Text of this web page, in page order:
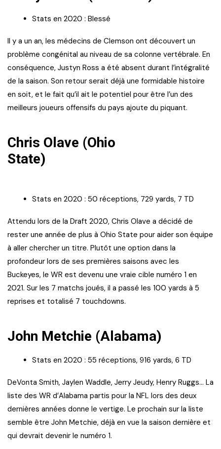
Stats en 2020 : Blessé
Il y a un an, les médecins de Clemson ont découvert un
problème congénital au niveau de sa colonne vertébrale. En
conséquence, Justyn Ross a été absent durant l’intégralité
de la saison. Son retour serait déjà une formidable histoire
en soit, et le fait qu’il ait le potentiel pour être l’un des
meilleurs joueurs offensifs du pays ajoute du piquant.
Chris Olave (Ohio
State)
Stats en 2020 : 50 réceptions, 729 yards, 7 TD
Attendu lors de la Draft 2020, Chris Olave a décidé de
rester une année de plus à Ohio State pour aider son équipe
à aller chercher un titre. Plutôt une option dans la
profondeur lors de ses premières saisons avec les
Buckeyes, le WR est devenu une vraie cible numéro 1 en
2021. Sur les 7 matchs joués, il a passé les 100 yards à 5
reprises et totalisé 7 touchdowns.
John Metchie (Alabama)
Stats en 2020 : 55 réceptions, 916 yards, 6 TD
DeVonta Smith, Jaylen Waddle, Jerry Jeudy, Henry Ruggs… La
liste des WR d’Alabama partis pour la NFL lors des deux
dernières années donne le vertige. Le prochain sur la liste
semble être John Metchie, déjà en vue la saison dernière et
qui devrait devenir le numéro 1.